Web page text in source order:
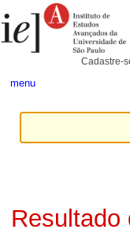
para
conteúdo.
Pessoais
Cadastre-
menu
Resultado